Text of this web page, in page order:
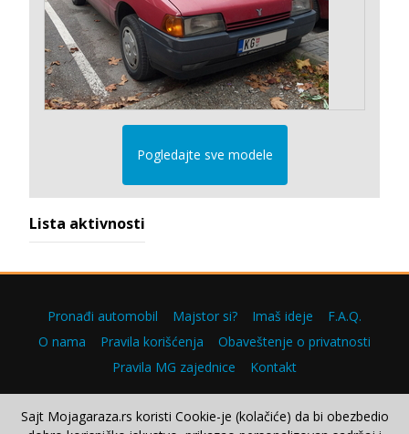
Pogledajte sve modele
Lista aktivnosti
Pronađi automobil Majstor si? Imaš ideje
F.A.Q.
O nama
Pravila korišćenja
Obaveštenje o privatnosti
Pravila MG zajednice
Kontakt
Sajt Mojagaraza.rs koristi Cookie-je (kolačiće) da bi obezbedio